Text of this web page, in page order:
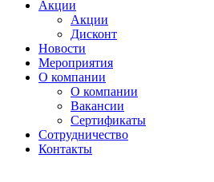
Акции
Акции
Дисконт
Новости
Мероприятия
О компании
О компании
Вакансии
Сертификаты
Сотрудничество
Контакты